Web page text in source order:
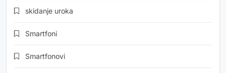
skidanje uroka
Smartfoni
Smartfonovi